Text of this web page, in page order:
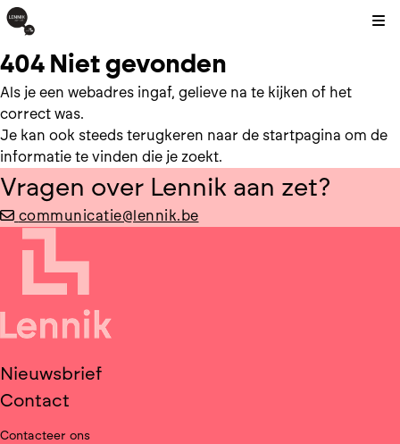
404 Niet gevonden
Als je een webadres ingaf, gelieve na te kijken of het
correct was.
Je kan ook steeds terugkeren naar de startpagina om de
informatie te vinden die je zoekt.
Vragen over Lennik aan zet?
communicatie@lennik.be
Nieuwsbrief
Contact
Contacteer ons